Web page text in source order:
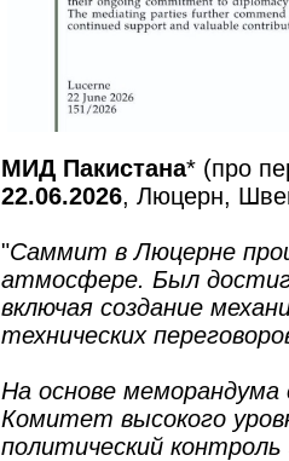
МИД Пакистана* (про
22.06.2026, Люцерн,
"Саммит в Люцерне
атмосфере. Был
включая создание
технических
На основе меморандума
Комитет высокого
политический контроль